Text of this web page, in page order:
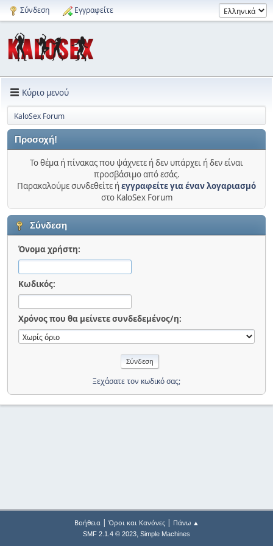
Σύνδεση Εγγραφείτε
Κύριο μενού
KaloSex Forum
Προσοχή!
Το θέμα ή πίνακας που ψάχνετε ή δεν υπάρχει ή δεν είναι
προσβάσιμο από εσάς.
Παρακαλούμε συνδεθείτε ήεγγραφείτε για έναν λογαριασμό
στο KaloSex Forum
Σύνδεση
Όνομα χρήστη:
Κωδικός:
Χρόνος που θα μείνετε συνδεδεμένος/η:
Ξεχάσατε τον κωδικό σας;
Βοήθεια| Όροι και Κανόνες| Πάνω ▲
SMF 2.1.4 © 2023, Simple Machines